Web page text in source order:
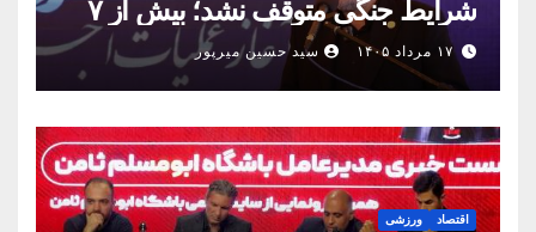
شرایط جنگی متوقف نشد؛ بیش از ۷
همت پروژه در ۱۶۰ روز به بهره‌برداری
رسید
۱۷ مرداد ۱۴۰۵ سید حسین میرپور
اقتصاد ورزشی